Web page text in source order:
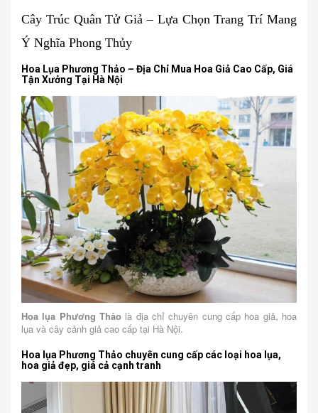
Cây Trúc Quân Tử Giả – Lựa Chọn Trang Trí Mang
Ý Nghĩa Phong Thủy
Hoa Lụa Phương Thảo – Địa Chỉ Mua Hoa Giả Cao Cấp, Giá
Tận Xưởng Tại Hà Nội
Hoa lụa Phương Thảo là địa chỉ chuyên cung cấp hoa giả, hoa
lụa và cây cảnh giả cao cấp tại Hà Nội.
Hoa lụa Phương Thảo chuyên cung cấp các loại hoa lụa,
hoa giả đẹp, giá cả cạnh tranh